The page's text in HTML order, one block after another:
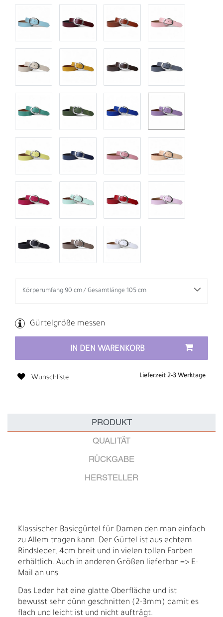
Gürtelgröße messen
IN DEN WARENKORB
Wunschliste Lieferzeit 2-3 Werktage
PRODUKT
QUALITÄT
RÜCKGABE
HERSTELLER
Klassischer Basicgürtel für Damen den man einfach
zu Allem tragen kann. Der Gürtel ist aus echtem
Rindsleder, 4cm breit und in vielen tollen Farben
erhältlich. Auch in anderen Größen lieferbar => E-
Mail an uns
Das Leder hat eine glatte Oberfläche und ist
bewusst sehr dünn geschnitten (2-3mm) damit es
flach und leicht ist und nicht aufträgt.